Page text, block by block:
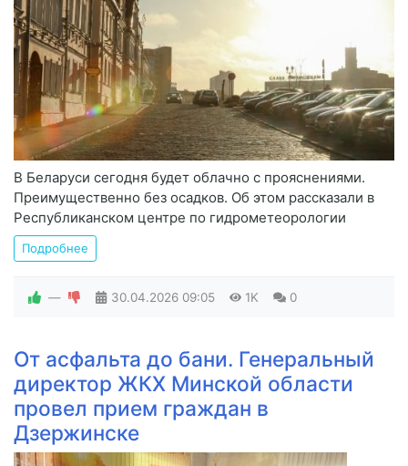
В Беларуси сегодня будет облачно с прояснениями.
Преимущественно без осадков. Об этом рассказали в
Республиканском центре по гидрометеорологии
Подробнее
— 30.04.2026 09:05 1K 0
От асфальта до бани. Генеральный
директор ЖКХ Минской области
провел прием граждан в
Дзержинске